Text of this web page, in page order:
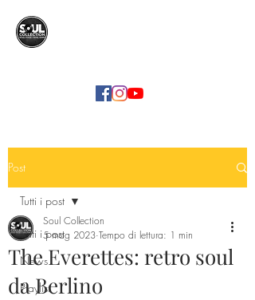
Post
Tutti i post
News
Playlist
Tutti i post
The Everettes: retro soul
da Berlino
Soul Collection
5 mag 2023 Tempo di lettura: 1 min